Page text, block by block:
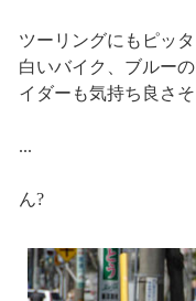
ツーリングにもピッ
白いバイク、ブルー
イダーも気持ち良さそ
...
ん?